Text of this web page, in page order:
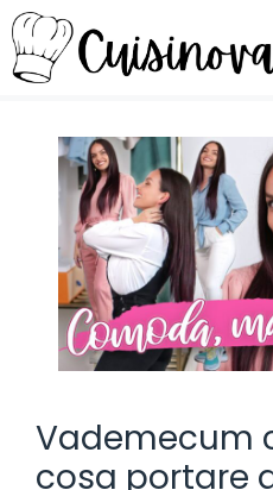
Vai
al
contenuto
Vademecum
cosa portare